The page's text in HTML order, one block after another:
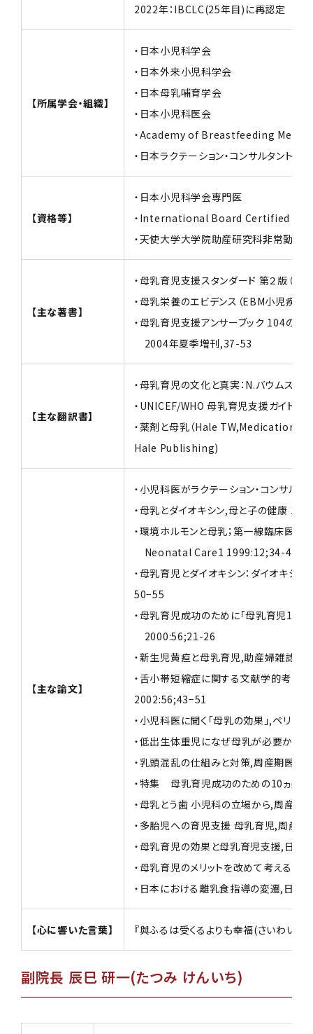
2022年：IBCLC(25年目)に再認定
【所属学会・組織】
・日本小児科学会
・日本外来小児科学会
・日本母乳哺育学会
・日本小児科医会
・Academy of Breastfeeding
・日本ラクテーション・コンサルタント協
【資格等】
・日本小児科学会専門医
・International Board Certified
・天使大学大学院助産研究科非常勤講師
【主な著書】
・母乳育児支援スタンダード 第２版（医
・母乳栄養のエビデンス（EBM小児疾
・母乳育児支援アンサーブック 104の
2004年夏季増刊,37-53
【主な翻訳書】
・母乳育児の文化と真実：N.バウムスラグ
・UNICEF/WHO 母乳育児支援ガイド（医
・薬剤と母乳（Hale
Hale Publishing)
【主な論文】
・小児科医がラクテーション・コンサル
・母乳とダイオキシン,母と子の健康
・環境ホルモンと母乳；第一線臨床医
Neonatal Care1 1999:12;34-41
・母乳育児とダイオキシン：ダイオキ
50−55
・母乳育児成功のために「母乳育児10
2000:56;21-26
・新生児黄疸と母乳育児,助産婦雑誌
・舌小帯短縮症に関する文献学的考察
2002:56;43−51
・小児科医に聞く「母乳の効果」,ペリ
・低出生体重児になぜ母乳が必要か
・乳頭混乱の仕組みと対策,周産期医
・特集 母乳育児成功のための10ヵ条：
・母乳とう歯 小児科の立場から,周産
・多胎児への育児支援 母乳育児,周産
・母乳育児の効果と母乳育児支援,日
・母乳育児のメリットを改めて考える,
・日本における離乳食指導の変遷,日
【心に響いた言葉】 『與ふるは受くるよりも幸福(さいわい)
副院長 辰巳 研一(たつみ けんいち)